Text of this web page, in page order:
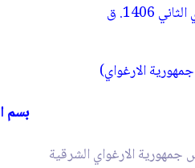
الارغواي)
بسم
جمهورية الارغواي الشرقية